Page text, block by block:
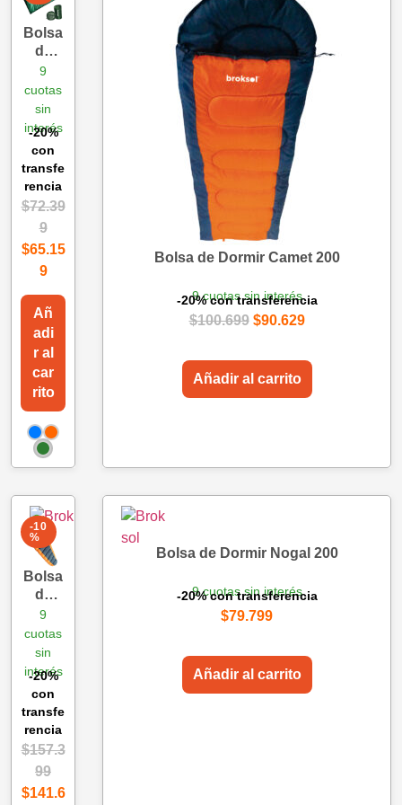
Bolsa
de
Dormi
r
Alamo
200
9
cuotas
sin
interés
-20%
con
transfe
rencia
$72.39
9
$65.15
9
Añ
adi
r al
car
rito
Bolsa de Dormir Camet 200
9 cuotas sin interés
-20% con transferencia
$100.699 $90.629
Añadir al carrito
-10
%
Bolsa
de
Dormi
r
Malva
450
9
cuotas
sin
interés
-20%
con
transfe
rencia
$157.3
99
$141.6
Bolsa de Dormir Nogal 200
9 cuotas sin interés
-20% con transferencia
$79.799
Añadir al carrito